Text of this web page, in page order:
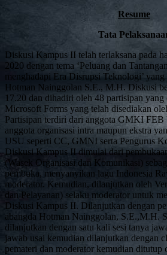
Resume
Tata
Diskusi Kampus II telah terlaksana pada
2020 dengan tema ‘Peluang dan
menghadapi Era Disrupsi Teknologi’
Hotman Nainggolan S.E., M.H. Diskusi
17.20 dan dihadiri oleh 48 partisipan yang
Microsoft Forms yang telah disediakan
Partisipan terdiri dari anggota GMKI FEB
anggota organisasi intra maupun ekstra
USU seperti CC, GMNI serta Pengurus
Diskusi Kampus II dimulai dari
(Wasek Organisasi dan Komunikasi)
pembuka, menyanyikan lagu Indonesia
moderator. Kemudian, dilanjutkan oleh
dan Pelayanan) selaku moderator untuk
Diskusi Kampus II. Dilanjutkan dengan
abangda Hotman Nainggolan, S.E.,M.H.
dilanjutkan dengan satu kali sesi tanya
jawab usai kemudian dilanjutkan dengan
pemateri dan moderator kemudian ditutup